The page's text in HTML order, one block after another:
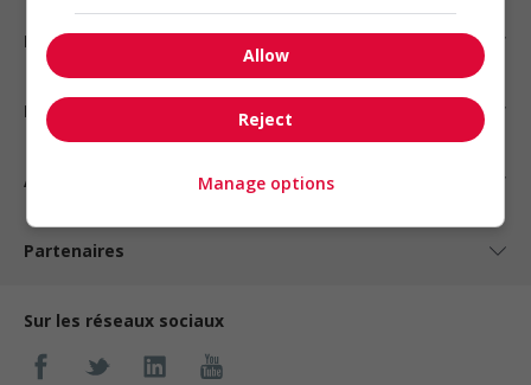
Emplois par type
Nos suggestions
À propos
Partenaires
Sur les réseaux sociaux
Allow
Reject
Manage options